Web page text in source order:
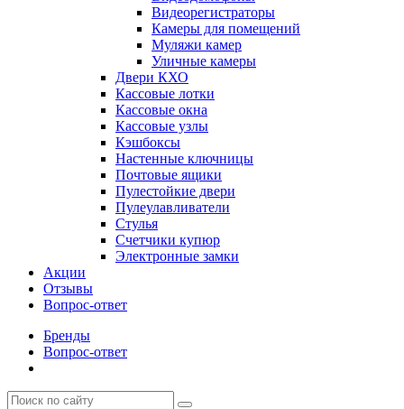
Видеорегистраторы
Камеры для помещений
Муляжи камер
Уличные камеры
Двери КХО
Кассовые лотки
Кассовые окна
Кассовые узлы
Кэшбоксы
Настенные ключницы
Почтовые ящики
Пулестойкие двери
Пулеулавливатели
Стулья
Счетчики купюр
Электронные замки
Акции
Отзывы
Вопрос-ответ
Бренды
Вопрос-ответ